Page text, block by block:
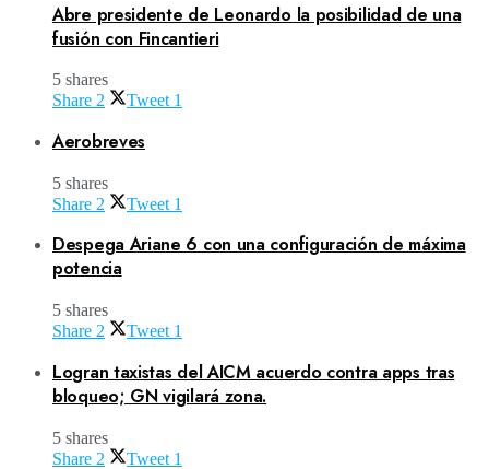
Abre presidente de Leonardo la posibilidad de una
fusión con Fincantieri
5 shares
Share 2 Tweet 1
Aerobreves
5 shares
Share 2 Tweet 1
Despega Ariane 6 con una configuración de máxima
potencia
5 shares
Share 2 Tweet 1
Logran taxistas del AICM acuerdo contra apps tras
bloqueo; GN vigilará zona.
5 shares
Share 2 Tweet 1